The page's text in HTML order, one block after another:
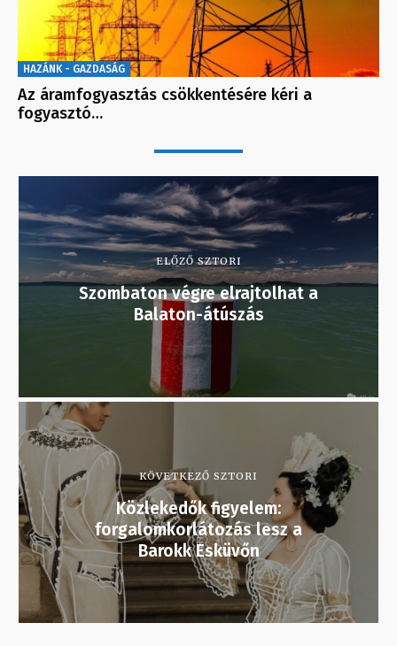
HAZÁNK - GAZDASÁG
Az áramfogyasztás csökkentésére kéri a
fogyasztó…
ELŐZŐ SZTORI
Szombaton végre elrajtolhat a
Balaton-átúszás
KÖVETKEZŐ SZTORI
Közlekedők figyelem:
forgalomkorlátozás lesz a
Barokk Esküvőn